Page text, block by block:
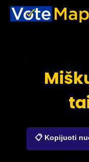
📋 Kopijuoti